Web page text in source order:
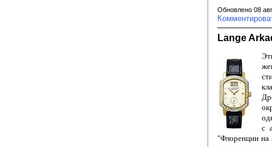
Обновлено 08
Lange
с
"Флоренции на